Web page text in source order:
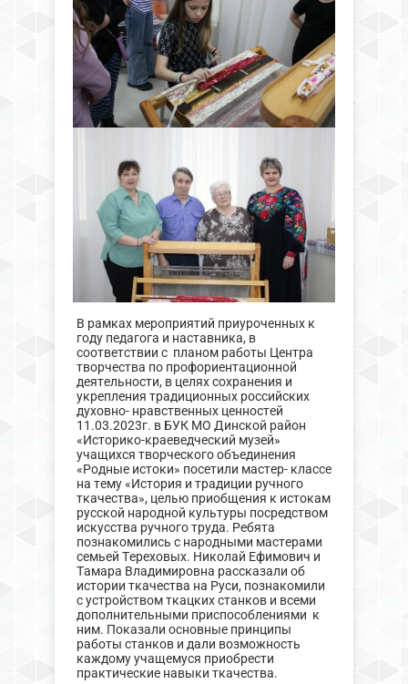
В рамках мероприятий приуроченных к
году педагога и наставника, в
соответствии с планом работы Центра
творчества по профориентационной
деятельности, в целях сохранения и
укрепления традиционных российских
духовно- нравственных ценностей
11.03.2023г. в БУК МО Динской район
«Историко-краеведческий музей»
учащихся творческого объединения
«Родные истоки» посетили мастер- классе
на тему «История и традиции ручного
ткачества», целью приобщения к истокам
русской народной культуры посредством
искусства ручного труда. Ребята
познакомились с народными мастерами
семьей Тереховых. Николай Ефимович и
Тамара Владимировна рассказали об
истории ткачества на Руси, познакомили
с устройством ткацких станков и всеми
дополнительными приспособлениями к
ним. Показали основные принципы
работы станков и дали возможность
каждому учащемуся приобрести
практические навыки ткачества.